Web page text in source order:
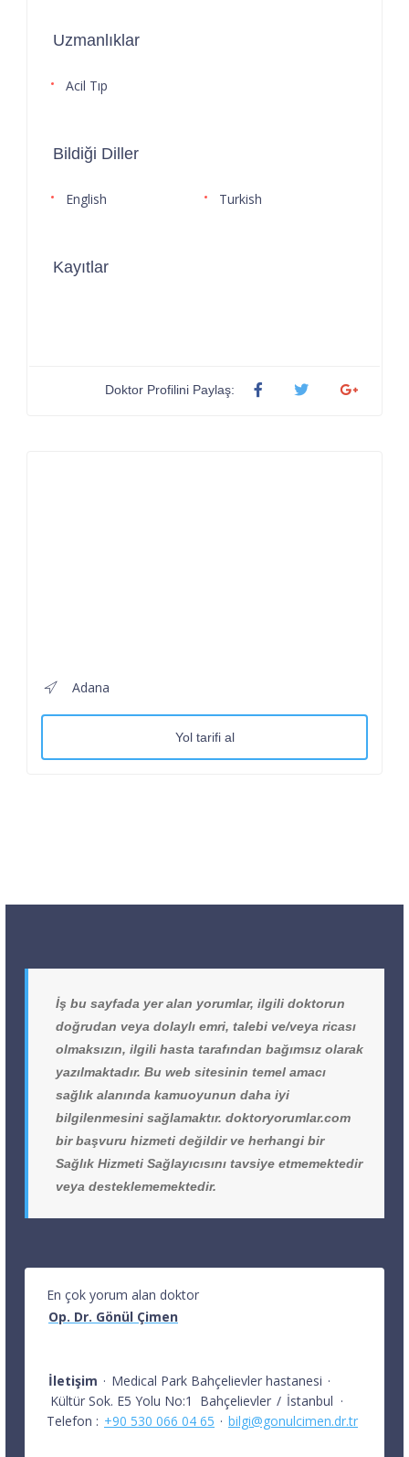
Uzmanlıklar
Acil Tıp
Bildiği Diller
English Turkish
Kayıtlar
Doktor Profilini Paylaş:
Adana
Yol tarifi al
İş bu sayfada yer alan yorumlar, ilgili doktorun
doğrudan veya dolaylı emri, talebi ve/veya ricası
olmaksızın, ilgili hasta tarafından bağımsız olarak
yazılmaktadır. Bu web sitesinin temel amacı
sağlık alanında kamuoyunun daha iyi
bilgilenmesini sağlamaktır. doktoryorumlar.com
bir başvuru hizmeti değildir ve herhangi bir
Sağlık Hizmeti Sağlayıcısını tavsiye etmemektedir
veya desteklememektedir.
En çok yorum alan doktor
Op. Dr. Gönül Çimen
İletişim · Medical Park Bahçelievler hastanesi ·
Kültür Sok. E5 Yolu No:1
Bahçelievler / İstanbul ·
Telefon : +90 530 066 04 65 · bilgi@gonulcimen.dr.tr